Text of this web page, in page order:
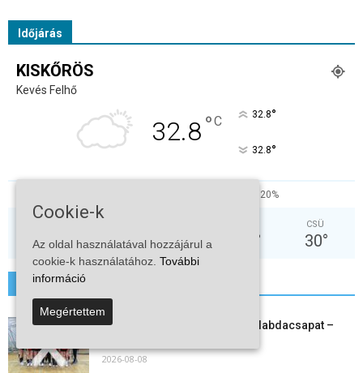
Időjárás
KISKŐRÖS
Kevés Felhő
32.8°C 32.8°
32.8°
20%
31° 36° 38° °
CSÜ
30°
További hírek
Megszűnt a kiskőrösi női kézilabdacsapat –
2026-08-08
Cookie-k
Az oldal használatával hozzájárul a
cookie-k használatához. További
információ
Megértettem